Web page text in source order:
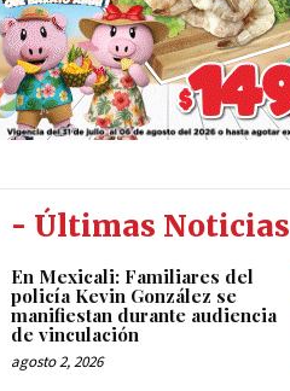
- Últimas Noticias
En Mexicali: Familiares del
policía Kevin González se
manifiestan durante audiencia
de vinculación
agosto 2, 2026